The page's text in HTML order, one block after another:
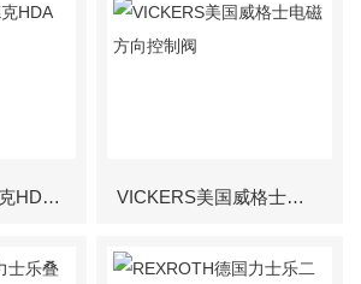
风电HYDAC贺德克HDA系列压力传感器 VICKERS美国威格士电磁方向控制阀